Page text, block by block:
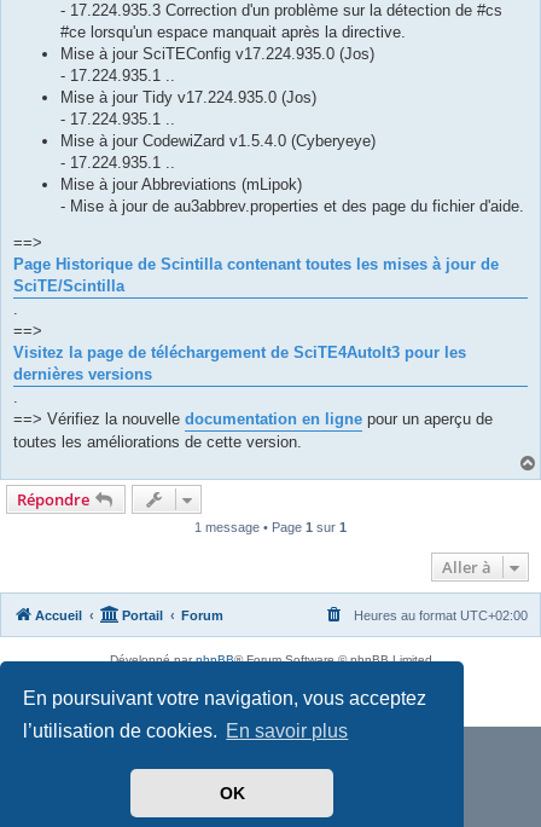
En poursuivant votre navigation, vous acceptez
l’utilisation de cookies. En savoir plus
OK
- 17.224.935.3 Correction d'un problème sur la détection de #cs
#ce lorsqu'un espace manquait après la directive.
Mise à jour SciTEConfig v17.224.935.0 (Jos)
- 17.224.935.1 ..
Mise à jour Tidy v17.224.935.0 (Jos)
- 17.224.935.1 ..
Mise à jour CodewiZard v1.5.4.0 (Cyberyeye)
- 17.224.935.1 ..
Mise à jour Abbreviations (mLipok)
- Mise à jour de au3abbrev.properties et des page du fichier d'aide.
==>
Page Historique de Scintilla contenant toutes les mises à jour de
SciTE/Scintilla
.
==>
Visitez la page de téléchargement de SciTE4AutoIt3 pour les
dernières versions
.
==> Vérifiez la nouvelle documentation en ligne pour un aperçu de
toutes les améliorations de cette version.
Répondre
1 message • Page 1 sur 1
Aller à
Accueil Portail Forum Heures au format UTC+02:00
Développé parphpBB® Forum Software © phpBB Limited
Confidentialité| Conditions